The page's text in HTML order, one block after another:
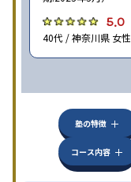
5.0
40代 / 神奈川県 女性
塾の特徴
コース内容